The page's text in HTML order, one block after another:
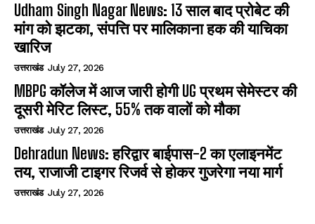
Udham Singh Nagar News: 13 साल बाद प्रोबेट की
मांग को झटका, संपत्ति पर मालिकाना हक की याचिका
खारिज
उत्तराखंड July 27, 2026
MBPG कॉलेज में आज जारी होगी UG प्रथम सेमेस्टर की
दूसरी मेरिट लिस्ट, 55% तक वालों को मौका
उत्तराखंड July 27, 2026
Dehradun News: हरिद्वार बाईपास-2 का एलाइनमेंट
तय, राजाजी टाइगर रिजर्व से होकर गुजरेगा नया मार्ग
उत्तराखंड July 27, 2026